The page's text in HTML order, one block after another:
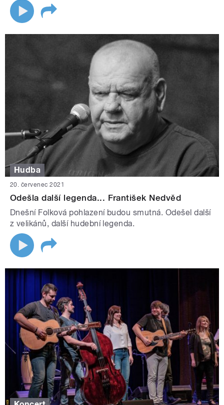
Hudba
20. červenec 2021
Odešla další legenda... František Nedvěd
Dnešní Folková pohlazení budou smutná. Odešel další
z velikánů, další hudební legenda.